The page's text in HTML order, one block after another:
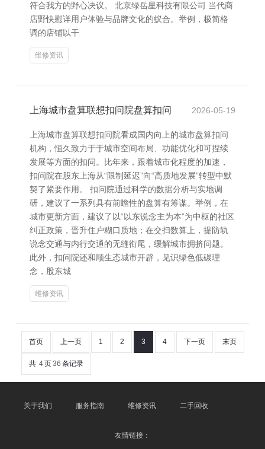
符合我方的野心决议。 北京绿岳星科技有限公司 当代商
店野快慰详用户体验与品牌文化的蚁合。举例，极简格
调的店铺以干
维修资讯
上海城市盘算联想扣问院盘算扣问 2026-05-19
上海城市盘算联想扣问院看成国内向上的城市盘算扣问
机构，恒久致力于于城市空间布局、功能优化和可捏续
发展等方面的扣问。比年来，跟着城市化程度的加速，
扣问院在股东上海从“限制延迟”向“高质地发展”转型中默
契了紧要作用。 扣问院通过科学的数据分析与实地调
研，建议了一系列具有前瞻性的盘算有筹谋。举例，在
城市更新方面，建议了以“以东说念主为本”为中枢的社区
纠正政策，晋升住户糊口质地；在交扫数算上，提防轨
说念交通与内行交通的无缝衔尾，缓解城市拥挤问题。
此外，扣问院还和顺生态城市开辟，见识绿色低碳理
念，股东城
维修资讯
首页 上一页 1 2 3 4 下一页 末页
共 4页36 条记录
关于我们 服务指南 维修资讯 二手回收
友情链接：